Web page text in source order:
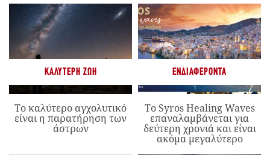
ΚΑΛΎΤΕΡΗ ΖΩΉ
Το καλύτερο αγχολυτικό
είναι η παρατήρηση των
άστρων
ΕΝΔΙΑΦΈΡΟΝΤΑ
Το Syros Healing Waves
επαναλαμβάνεται για
δεύτερη χρονιά και είναι
ακόμα μεγαλύτερο